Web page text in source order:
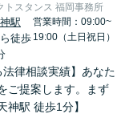
トスタンス 福岡事務所
駅
徒歩
営業時間：09:00~
19:00（土日祝日）
法律相談実績】あなた
ご提案します。まず
神駅 徒歩1分】